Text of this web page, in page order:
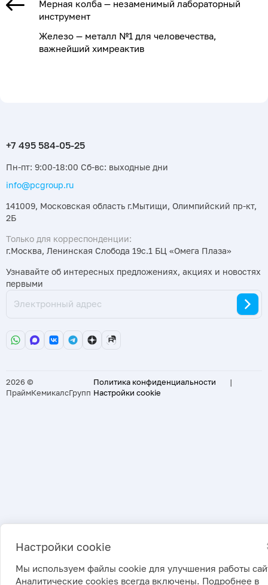
Мерная колба — незаменимый лабораторный
инструмент
Железо — металл №1 для человечества,
важнейший химреактив
Пн-пт: 9:00-18:00 Сб-вс: выходные дни
info@pcgroup.ru
141009, Московская область г.Мытищи, Олимпийский пр-кт,
2Б
Только для корреспонденции:
г.Москва, Ленинская Слобода 19с.1 БЦ «Омега Плаза»
Узнавайте об интересных предложениях, акциях и новостях
первыми
2026 ©
ПраймКемикалсГрупп
Политика конфиденциальности
|
Настройки cookie
Настройки cookie
Мы используем файлы cookie для улучшения работы
Аналитические cookies всегда включены. Подробнее в